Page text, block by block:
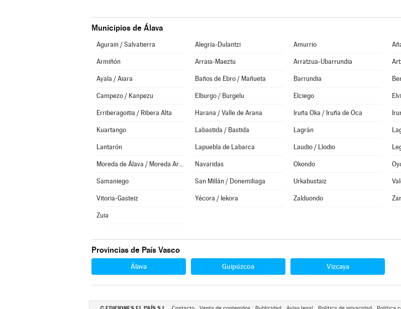
Municipios de Álava
Agurain / Salvatierra Alegría-Dulantzi Amurrio
Armiñón Arraia-Maeztu Arratzua-Ubarrundia
Ayala / Aiara Baños de Ebro / Mañueta Barrundia
Campezo / Kanpezu Elburgo / Burgelu Elciego
Erriberagoitia / Ribera Alta Harana / Valle de Arana Iruña Oka / Iruña de Oca
Kuartango Labastida / Bastida Lagrán
Lantarón Lapuebla de Labarca Laudio / Llodio
Moreda de Álava / Moreda Araba Navaridas Okondo
Samaniego San Millán / Donemiliaga Urkabustaiz
Vitoria-Gasteiz Yécora / Iekora Zalduondo
Zuia
Provincias de País Vasco
Álava Guipúzcoa Vizcaya